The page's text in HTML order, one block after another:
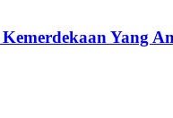
Yang